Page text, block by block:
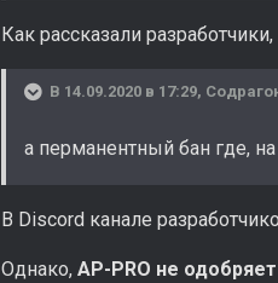
Как рассказали
В 14.09.2020 в 17:29,
а перманентный бан где,
В Discord канале
Однако, AP-PRO не